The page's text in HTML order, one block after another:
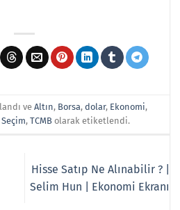
veAltın, Borsa,dolar, Ekonomi,
Seçim,TCMB olarak etiketlendi.
Hisse Satıp Ne Alınabilir ? |
Selim Hun | Ekonomi Ekranı